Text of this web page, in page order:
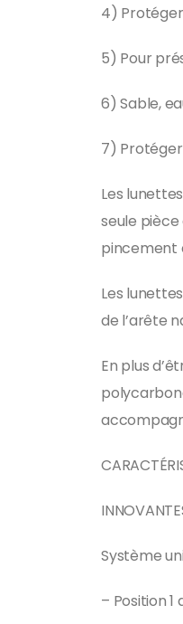
4) Protéger
5) Pour
6) Sable,
7)
Les
seule
pincement
Les
de l’arête
En plus
Système
– Position